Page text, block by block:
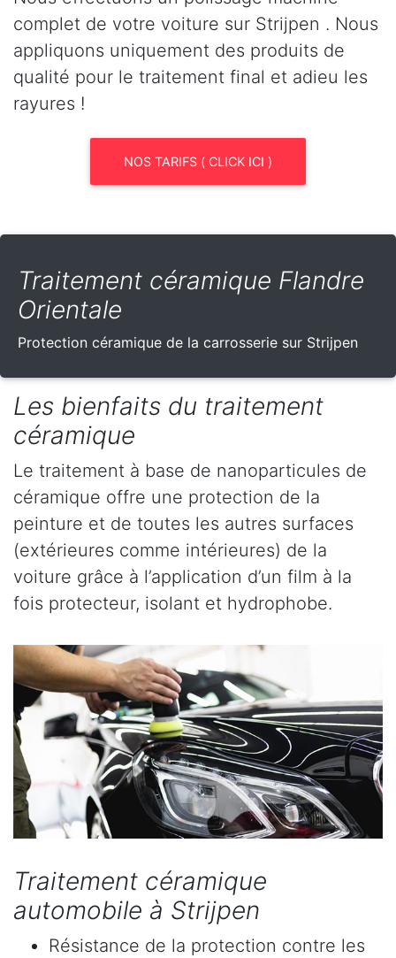
complet de votre voiture sur Strijpen . Nous
appliquons uniquement des produits de
qualité pour le traitement final et adieu les
rayures !
NOS TARIFS ( CLICK ICI )
Traitement céramique Flandre
Orientale
Protection céramique de la carrosserie sur Strijpen
Les bienfaits du traitement
céramique
Le traitement à base de nanoparticules de
céramique offre une protection de la
peinture et de toutes les autres surfaces
(extérieures comme intérieures) de la
voiture grâce à l’application d’un film à la
fois protecteur, isolant et hydrophobe.
Traitement céramique
automobile à Strijpen
Résistance de la protection contre les